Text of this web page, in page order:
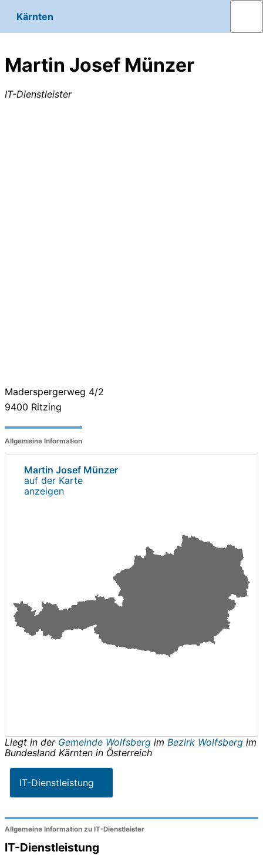
Kärnten
Martin Josef Münzer
IT-Dienstleister
Maderspergerweg 4/2
9400 Ritzing
Allgemeine Information
Martin Josef Münzer
auf der Karte
anzeigen
Liegt in der Gemeinde Wolfsberg im Bezirk Wolfsberg im
Bundesland Kärnten in Österreich
IT-Dienstleistung
Allgemeine Information zu IT-Dienstleister
IT-Dienstleistung